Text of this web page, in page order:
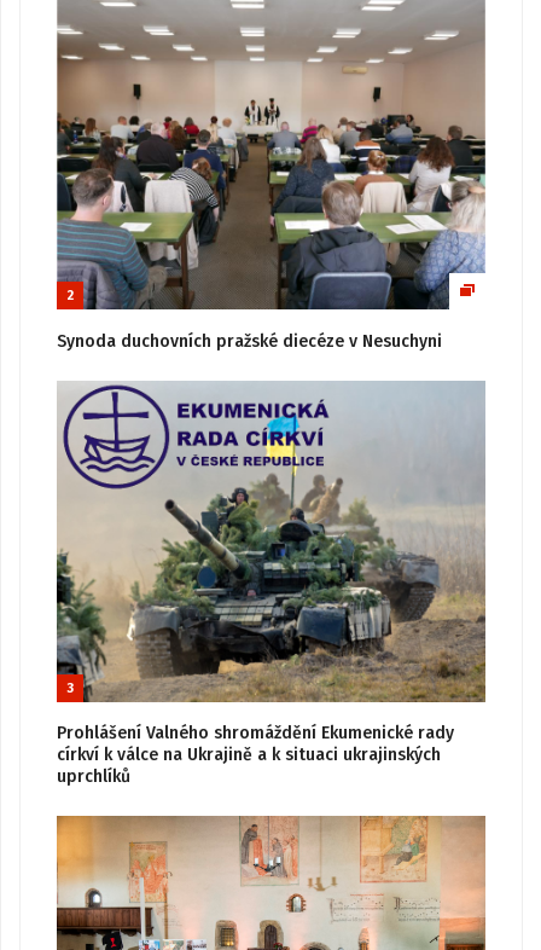
2
Synoda duchovních pražské diecéze v Nesuchyni
3
Prohlášení Valného shromáždění Ekumenické rady
církví k válce na Ukrajině a k situaci ukrajinských
uprchlíků